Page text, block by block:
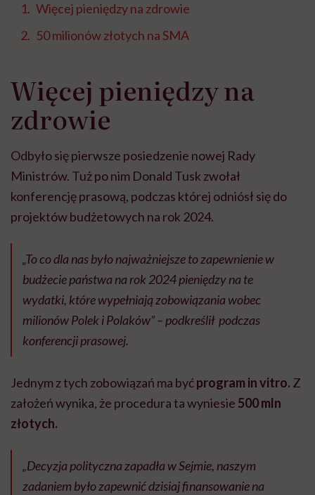
Więcej pieniędzy na zdrowie
50 milionów złotych na SMA
Więcej pieniędzy na
zdrowie
Odbyło się pierwsze posiedzenie nowej Rady
Ministrów. Tuż po nim Donald Tusk zwołał
konferencję prasową, podczas której odniósł się do
projektów budżetowych na rok 2024.
„To co dla nas było najważniejsze to zapewnienie w
budżecie państwa na rok 2024 pieniędzy na te
wydatki, które wypełniają zobowiązania wobec
milionów Polek i Polaków” – podkreślił podczas
konferencji prasowej.
Jednym z tych zobowiązań ma byćprogram in vitro. Z
założeń wynika, że procedura ta wyniesie 500 mln
złotych.
„Decyzja polityczna zapadła w Sejmie, naszym
zadaniem było zapewnić dzisiaj finansowanie na